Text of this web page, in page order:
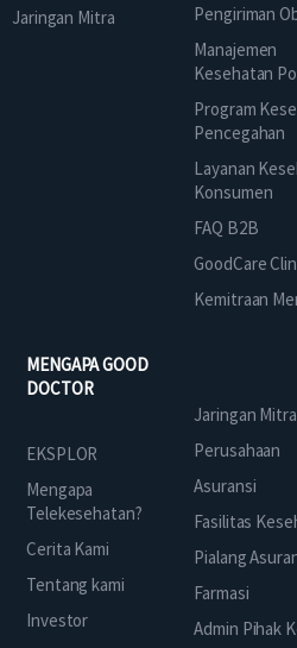
Jaringan Mitra
Pengiriman
Manajemen
Kesehatan
Program
Pencegahan
Layanan
Konsumen
FAQ B2B
GoodCare
Kemitraan
MENGAPA GOOD
DOCTOR
EKSPLOR
Mengapa
Telekesehatan?
Cerita Kami
Tentang kami
Investor
Jaringan Mitra
Perusahaan
Asuransi
Fasilitas
Pialang
Farmasi
Admin Pihak